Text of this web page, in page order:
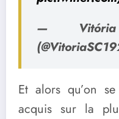
—
Et alors qu’on
acquis sur la